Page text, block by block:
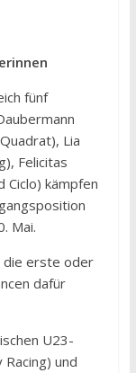
fünf
Lia
Felicitas
Ciclo) kämpfen
Mai.
die erste oder
dafür
U23-
und